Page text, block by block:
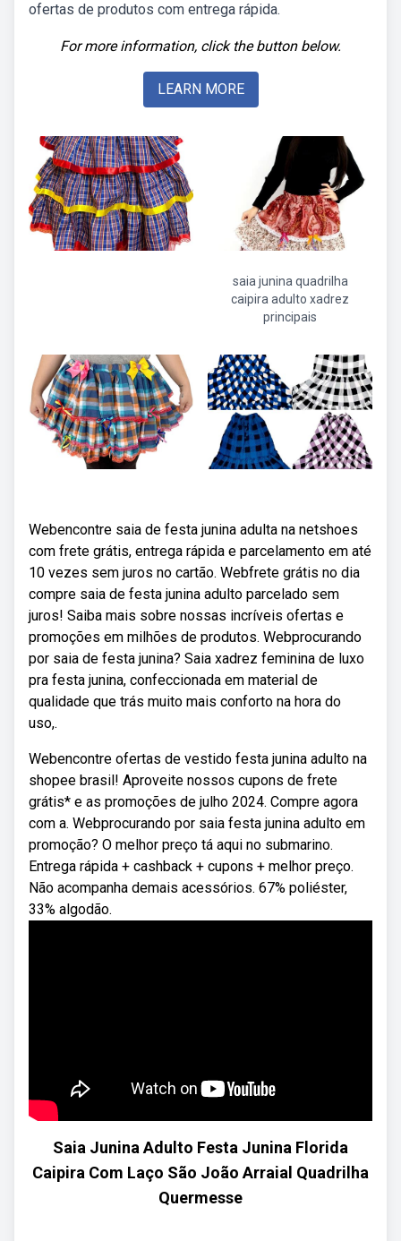
ofertas de produtos com entrega rápida.
For more information, click the button below.
LEARN MORE
saia junina quadrilha
caipira adulto xadrez
principais
Webencontre saia de festa junina adulta na netshoes
com frete grátis, entrega rápida e parcelamento em até
10 vezes sem juros no cartão. Webfrete grátis no dia
compre saia de festa junina adulto parcelado sem
juros! Saiba mais sobre nossas incríveis ofertas e
promoções em milhões de produtos. Webprocurando
por saia de festa junina? Saia xadrez feminina de luxo
pra festa junina, confeccionada em material de
qualidade que trás muito mais conforto na hora do
uso,.
Webencontre ofertas de vestido festa junina adulto na
shopee brasil! Aproveite nossos cupons de frete
grátis* e as promoções de julho 2024. Compre agora
com a. Webprocurando por saia festa junina adulto em
promoção? O melhor preço tá aqui no submarino.
Entrega rápida + cashback + cupons + melhor preço.
Não acompanha demais acessórios. 67% poliéster,
33% algodão.
Saia Junina Adulto Festa Junina Florida
Caipira Com Laço São João Arraial Quadrilha
Quermesse